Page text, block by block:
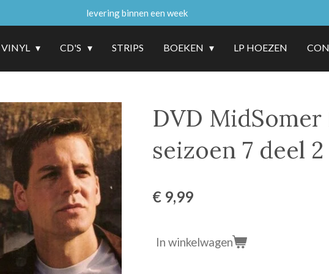
levering binnen een week
VINYL CD'S STRIPS BOEKEN LP HOEZEN
DVD
seizoen 7 deel 2
€ 9,99
In winkelwagen